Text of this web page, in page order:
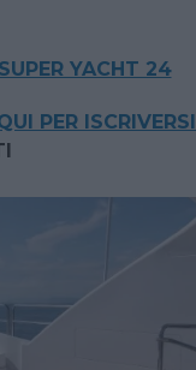
YACHT 24
PER